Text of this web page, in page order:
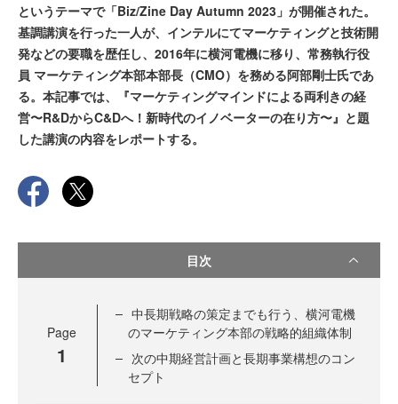
というテーマで「Biz/Zine Day Autumn 2023」が開催された。
基調講演を行った一人が、インテルにてマーケティングと技術開
発などの要職を歴任し、2016年に横河電機に移り、常務執行役
員 マーケティング本部本部長（CMO）を務める阿部剛士氏であ
る。本記事では、『マーケティングマインドによる両利きの経
営〜R&DからC&Dへ！新時代のイノベーターの在り方〜』と題
した講演の内容をレポートする。
目次
Page
1
中長期戦略の策定までも行う、横河電機
のマーケティング本部の戦略的組織体制
次の中期経営計画と長期事業構想のコン
セプト